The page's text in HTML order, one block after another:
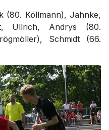
(80. Köllmann), Jähnke,
Ullrich, Andrys (80.
Schmidt (66.